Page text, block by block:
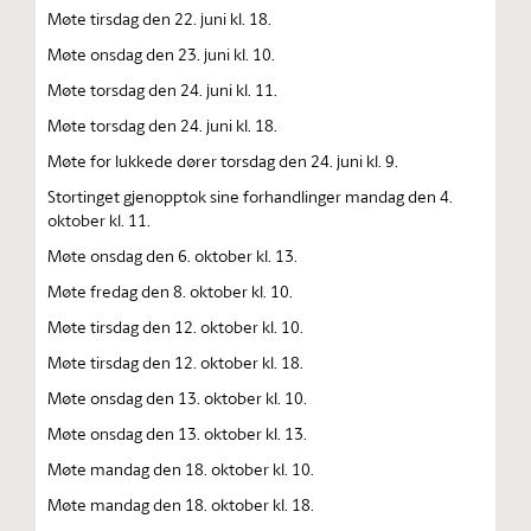
Møte tirsdag den 22. juni kl. 18.
Møte onsdag den 23. juni kl. 10.
Møte torsdag den 24. juni kl. 11.
Møte torsdag den 24. juni kl. 18.
Møte for lukkede dører torsdag den 24. juni kl. 9.
Stortinget gjenopptok sine forhandlinger mandag den 4.
oktober kl. 11.
Møte onsdag den 6. oktober kl. 13.
Møte fredag den 8. oktober kl. 10.
Møte tirsdag den 12. oktober kl. 10.
Møte tirsdag den 12. oktober kl. 18.
Møte onsdag den 13. oktober kl. 10.
Møte onsdag den 13. oktober kl. 13.
Møte mandag den 18. oktober kl. 10.
Møte mandag den 18. oktober kl. 18.